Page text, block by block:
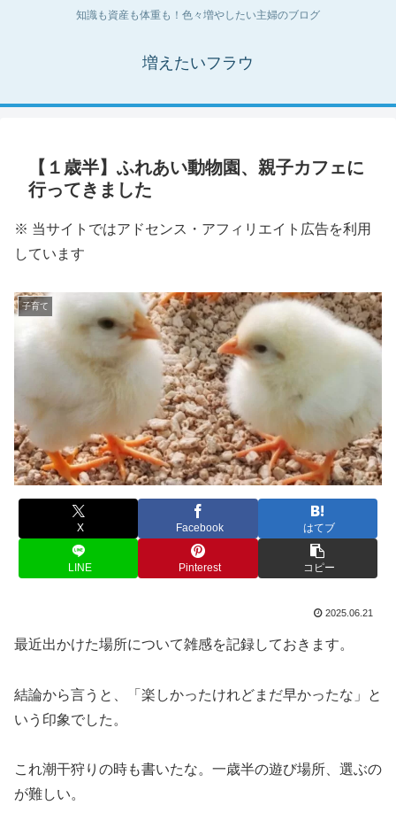
知識も資産も体重も！色々増やしたい主婦のブログ
増えたいフラウ
【１歳半】ふれあい動物園、親子カフェに
行ってきました
※ 当サイトではアドセンス・アフィリエイト広告を利用
しています
子育て
X Facebook はてブ
LINE Pinterest コピー
2025.06.21
最近出かけた場所について雑感を記録しておきます。
結論から言うと、「楽しかったけれどまだ早かったな」と
いう印象でした。
これ潮干狩りの時も書いたな。一歳半の遊び場所、選ぶの
が難しい。